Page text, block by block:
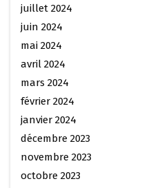
juillet 2024
juin 2024
mai 2024
avril 2024
mars 2024
février 2024
janvier 2024
décembre 2023
novembre 2023
octobre 2023